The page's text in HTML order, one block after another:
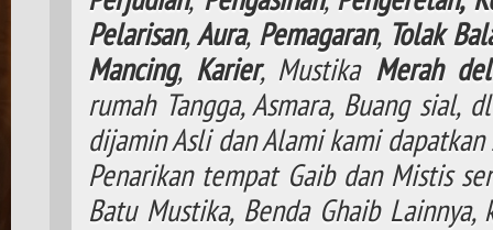
Pelarisan,Aura, Pemagaran, Tolak
Mancing, Karier, Mustika Merah
rumah Tangga, Asmara, Buang sial,
dijamin Asli dan Alami kami
Penarikan tempat Gaib dan Mistis
Batu Mustika, Benda Ghaib